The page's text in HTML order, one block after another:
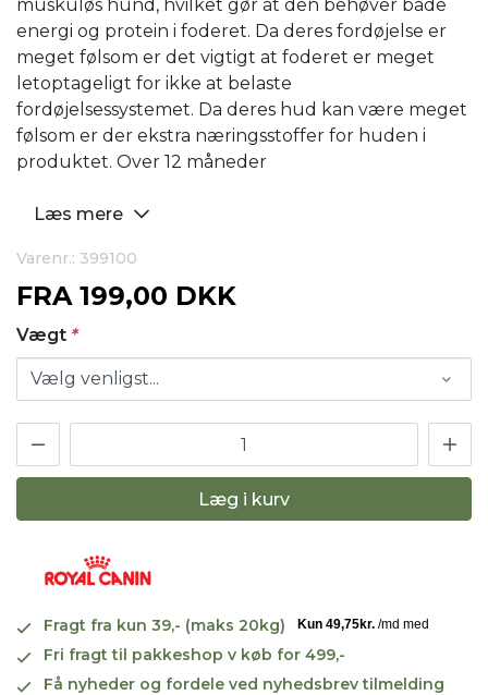
muskuløs hund, hvilket gør at den behøver både
energi og protein i foderet. Da deres fordøjelse er
meget følsom er det vigtigt at foderet er meget
letoptageligt for ikke at belaste
fordøjelsessystemet. Da deres hud kan være meget
følsom er der ekstra næringsstoffer for huden i
produktet. Over 12 måneder
Læs mere
Varenr.: 399100
FRA 199,00 DKK
Vægt *
Læg i kurv
Fragt fra kun 39,- (maks 20kg)
Fri fragt til pakkeshop v køb for 499,-
Få nyheder og fordele ved nyhedsbrev tilmelding